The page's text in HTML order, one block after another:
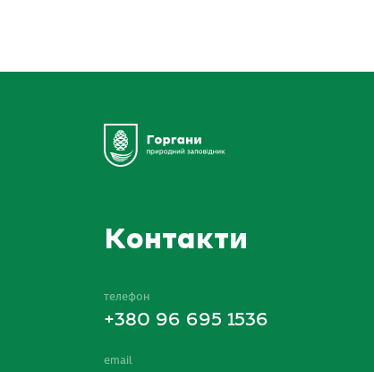
Контакти
телефон
+380 96 695 1536
email